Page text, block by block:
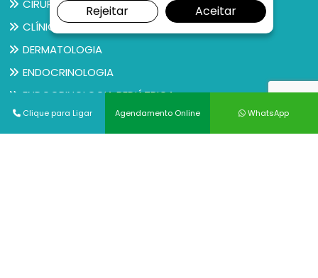
CIRURGIA PEDIÁTRICA
CLÍNICO GERAL
DERMATOLOGIA
ENDOCRINOLOGIA
ENDOCRINOLOGIA PEDIÁTRICA
Ver todos
Clique para Ligar Agendamento Online WhatsApp
Rejeitar Aceitar